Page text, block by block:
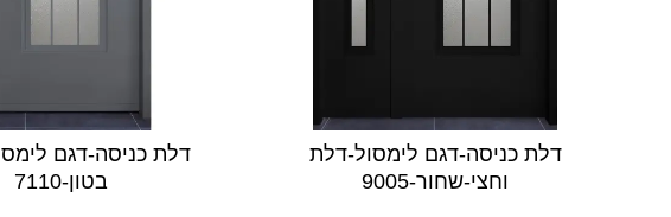
דלת כניסה-דגם לימסול-דלת
וחצי-שחור-9005
דלת כניסה-דגם
בטון-7110